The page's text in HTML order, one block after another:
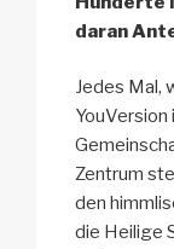
daran
Jedes Mal,
Zentrum
den
die Heilige